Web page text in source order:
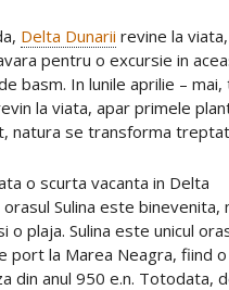
Delta Dunarii revine la
pentru o excursie in
basm. In lunile aprilie –
la viata, apar primele
natura se transforma
o scurta vacanta in Delta
Sulina este binevenita,
o plaja. Sulina este unicul
port la Marea Neagra, fiind o
din anul 950 e.n. Totodata,